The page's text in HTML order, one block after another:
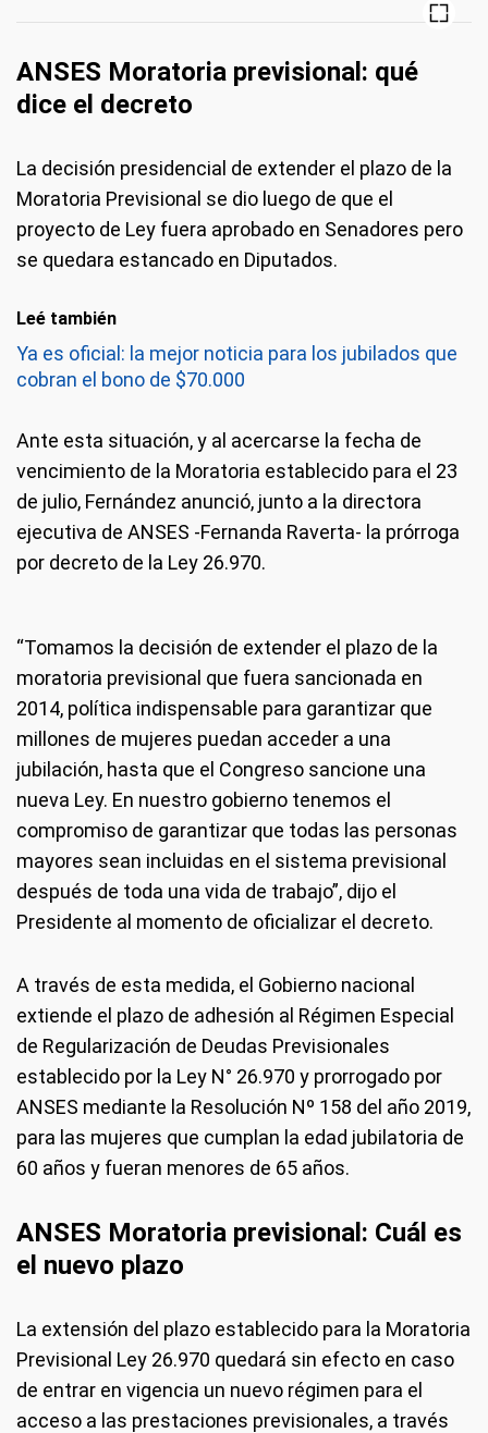
ANSES Moratoria previsional: qué
dice el decreto
La decisión presidencial de extender el plazo de la
Moratoria Previsional se dio luego de que el
proyecto de Ley fuera aprobado en Senadores pero
se quedara estancado en Diputados.
Leé también
Ya es oficial: la mejor noticia para los jubilados que
cobran el bono de $70.000
Ante esta situación, y al acercarse la fecha de
vencimiento de la Moratoria establecido para el 23
de julio, Fernández anunció, junto a la directora
ejecutiva de ANSES -Fernanda Raverta- la prórroga
por decreto de la Ley 26.970.
“Tomamos la decisión de extender el plazo de la
moratoria previsional que fuera sancionada en
2014, política indispensable para garantizar que
millones de mujeres puedan acceder a una
jubilación, hasta que el Congreso sancione una
nueva Ley. En nuestro gobierno tenemos el
compromiso de garantizar que todas las personas
mayores sean incluidas en el sistema previsional
después de toda una vida de trabajo”, dijo el
Presidente al momento de oficializar el decreto.
A través de esta medida, el Gobierno nacional
extiende el plazo de adhesión al Régimen Especial
de Regularización de Deudas Previsionales
establecido por la Ley N° 26.970 y prorrogado por
ANSES mediante la Resolución Nº 158 del año 2019,
para las mujeres que cumplan la edad jubilatoria de
60 años y fueran menores de 65 años.
ANSES Moratoria previsional: Cuál es
el nuevo plazo
La extensión del plazo establecido para la Moratoria
Previsional Ley 26.970 quedará sin efecto en caso
de entrar en vigencia un nuevo régimen para el
acceso a las prestaciones previsionales, a través